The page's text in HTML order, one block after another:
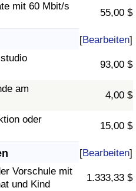
mit 60 Mbit/s
55,00 $
[Bearbeiten]
93,00 $
am
4,00 $
oder
15,00 $
[Bearbeiten]
Vorschule mit
und Kind
1.333,33 $